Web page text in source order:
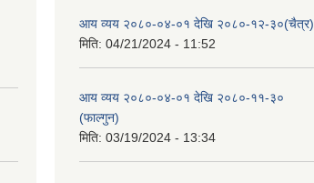
आय व्यय २०८०-०४-०१ देखि २०८०-१२-३०(चैत्र)
मिति: 04/21/2024 - 11:52
आय व्यय २०८०-०४-०१ देखि २०८०-११-३०
(फाल्गुन)
मिति: 03/19/2024 - 13:34